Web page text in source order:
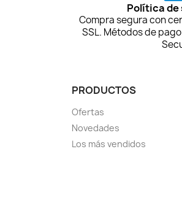
Política de
Compra segura con
SSL. Métodos de
PRODUCTOS
Ofertas
Novedades
Los más vendidos